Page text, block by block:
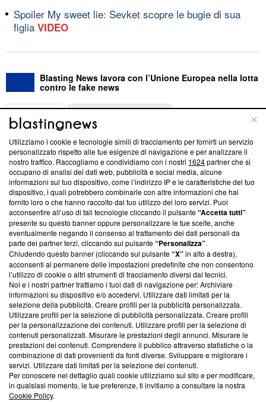
Spoiler My sweet lie: Sevket scopre le bugie di sua
figlia VIDEO
Blasting News lavora con l’Unione Europea nella lotta
contro le fake news
ABOUT
Questa sezione offre informazioni trasparenti su Blasting
News, sui nostri processi editoriali e su come ci impegniamo a
creare news di qualità. Inoltre, afferma la nostra aderenza a
‘Trust Project - News with Integrity’Blasting News non è
ancora membro del programma, ma ha richiesto di farne
parte; Trust Project non ha ancora effettuato una verifica di
conformità agli standard.
Su di noi
Team editoriale
Corporate
Redazione
Informativa Privacy
Cookie Policy
Blasting SA, IDI CHE-247.845.224, Via Carlo Frasca, 3 - 6900
Lugano (Svizzera) Tel:+39 0690258937
Utilizziamo i cookie e tecnologie simili di tracciamento per fornirti un servizio
personalizzato rispetto alle tue esigenze di navigazione e per analizzare il
nostro traffico. Raccogliamo e condividiamo con i nostri 1624partner che si
occupano di analisi dei dati web, pubblicità e social media, alcune
informazioni sul tuo dispositivo, come l’indirizzo IP e le caratteristiche del tuo
dispositivo, i quali potrebbero combinarle con altre informazioni che hai
fornito loro o che hanno raccolto dal tuo utilizzo dei loro servizi. Puoi
acconsentire all’uso di tali tecnologie cliccando il pulsante“Accetta tutti”
presente su questo banner oppure personalizzare le tue scelte, anche
eventualmente negando il consenso al trattamento dei dati personali da
parte dei partner terzi, cliccando sul pulsante“Personalizza”.
Chiudendo questo banner (cliccando sul pulsante“X”in alto a destra),
acconsenti al permanere delle impostazioni predefinite che non consentono
l’utilizzo di cookie o altri strumenti di tracciamento diversi dai tecnici.
Noi e i nostri partner trattiamo i tuoi dati di navigazione per: Archiviare
informazioni su dispositivo e/o accedervi. Utilizzare dati limitati per la
selezione della pubblicità. Creare profili per la pubblicità personalizzata.
Utilizzare profili per la selezione di pubblicità personalizzata. Creare profili
per la personalizzazione dei contenuti. Utilizzare profili per la selezione di
contenuti personalizzati. Misurare le prestazioni degli annunci. Misurare le
prestazioni dei contenuti. Comprendere il pubblico attraverso statistiche o la
combinazione di dati provenienti da fonti diverse. Sviluppare e migliorare i
servizi. Utilizzare dati limitati per la selezione dei contenuti.
Per conoscere nel dettaglio quali cookie utilizziamo sul sito e per modificare,
in qualsiasi momento, le tue preferenze, ti invitiamo a consultare la nostra
Cookie Policy.